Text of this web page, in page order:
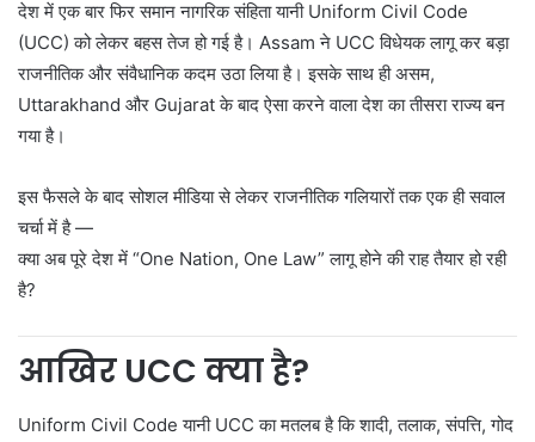
देश में एक बार फिर समान नागरिक संहिता यानी Uniform Civil Code
(UCC) को लेकर बहस तेज हो गई है। Assam ने UCC विधेयक लागू कर बड़ा
राजनीतिक और संवैधानिक कदम उठा लिया है। इसके साथ ही असम,
Uttarakhand और Gujaratके बाद ऐसा करने वाला देश का तीसरा राज्य बन
गया है।
इस फैसले के बाद सोशल मीडिया से लेकर राजनीतिक गलियारों तक एक ही सवाल
चर्चा में है —
क्या अब पूरे देश में “One Nation, One Law” लागू होने की राह तैयार हो रही
है?
आखिर UCC क्या है?
Uniform Civil Code यानी UCC का मतलब है कि शादी, तलाक, संपत्ति, गोद